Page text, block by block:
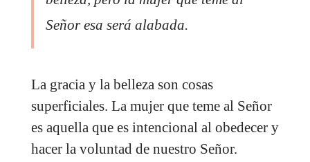
Señor esa será alabada.
La gracia y la belleza son cosas
superficiales. La mujer que teme al Señor
es aquella que es intencional al obedecer y
hacer la voluntad de nuestro Señor.